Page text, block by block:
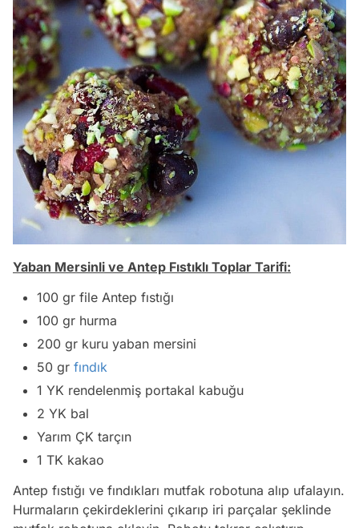
Yaban Mersinli ve Antep Fıstıklı Toplar Tarifi:
100 gr file Antep fıstığı
100 gr hurma
200 gr kuru yaban mersini
50 gr fındık
1 YK rendelenmiş portakal kabuğu
2 YK bal
Yarım ÇK tarçın
1 TK kakao
Antep fıstığı ve fındıkları mutfak robotuna alıp ufalayın.
Hurmaların çekirdeklerini çıkarıp iri parçalar şeklinde